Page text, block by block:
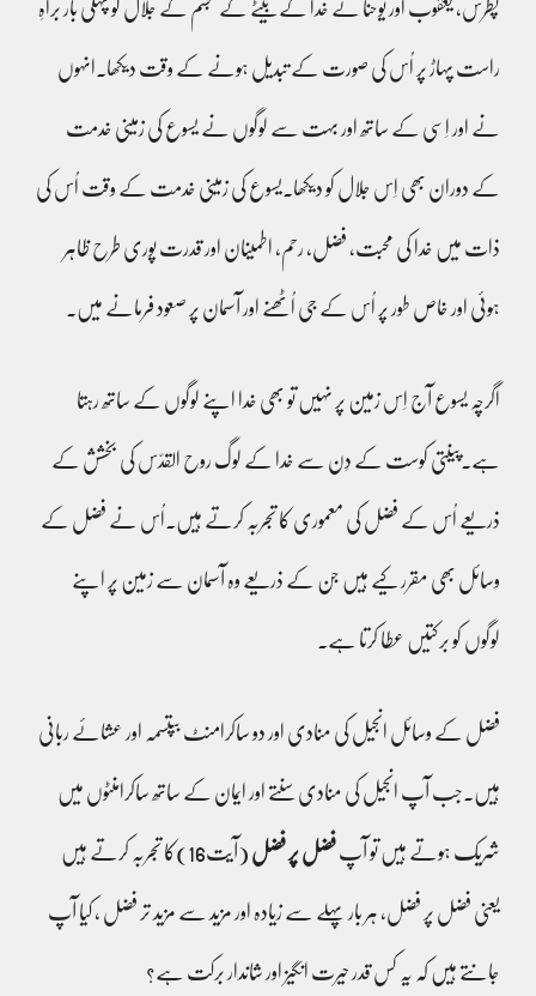
پطرس، یعقوب اور یوحنا نے خدا کے بیٹے کے تجسم کے جلال کو پہلی بار براہِ
راست پہاڑ پر اُس کی صورت کے تبدیل ہونے کے وقت دیکھا۔انہوں
نے اور اِسی کے ساتھ اور بہت سے لوگوں نے یسوع کی زمینی خدمت
کے دوران بھی اِس جلال کو دیکھا۔یسوع کی زمینی خدمت کے وقت اُس کی
ذات میں خدا کی محبت، فضل، رحم، اطمینان اور قدرت پوری طرح ظاہر
ہوئی اور خاص طور پر اُس کے جی اُٹھنے اور آسمان پر صعود فرمانے میں۔
اگرچہ یسوع آج اِس زمین پر نہیں تو بھی خدا اپنے لوگوں کے ساتھ رہتا
ہے۔پینتی کوست کے دِن سے خدا کے لوگ روح القدّس کی بخشش کے
ذریعے اُس کے فضل کی معموری کا تجربہ کرتے ہیں۔اُس نے فضل کے
وسائل بھی مقرر کیے ہیں جن کے ذریعے وہ آسمان سے زمین پر اپنے
لوگوں کو برکتیں عطا کرتا ہے۔
فضل کے وسائل انجیل کی منادی اور دو ساکرامنٹ بپتسمہ اور عشائے ربانی
ہیں۔جب آپ انجیل کی منادی سنتے اور ایمان کے ساتھ ساکرامنٹوں میں
شریک ہوتے ہیں تو آپ فضل پر فضل (آیت16)کا تجربہ کرتے ہیں
یعنی فضل پر فضل، ہر بار پہلے سے زیادہ اور مزید سے مزید تر فضل ، کیا آپ
جانتے ہیں کہ یہ کس قدر حیرت انگیز اور شاندار برکت ہے؟